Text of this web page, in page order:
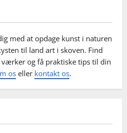
med at opdage kunst i naturen
til land art i skoven. Find
og få praktiske tips til din
os eller kontakt os.